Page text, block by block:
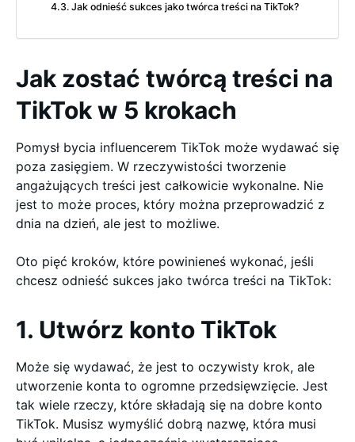
Jak odnieść sukces jako twórca treści na TikTok?
Jak zostać twórcą treści na
TikTok w 5 krokach
Pomysł bycia influencerem TikTok może wydawać się
poza zasięgiem. W rzeczywistości tworzenie
angażujących treści jest całkowicie wykonalne. Nie
jest to może proces, który można przeprowadzić z
dnia na dzień, ale jest to możliwe.
Oto pięć kroków, które powinieneś wykonać, jeśli
chcesz odnieść sukces jako twórca treści na TikTok:
1. Utwórz konto TikTok
Może się wydawać, że jest to oczywisty krok, ale
utworzenie konta to ogromne przedsięwzięcie. Jest
tak wiele rzeczy, które składają się na dobre konto
TikTok. Musisz wymyślić dobrą nazwę, która musi